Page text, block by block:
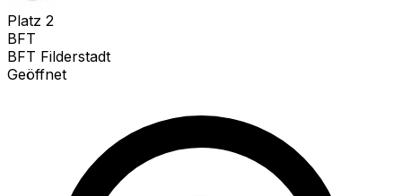
Platz 2
BFT
BFT Filderstadt
Geöffnet